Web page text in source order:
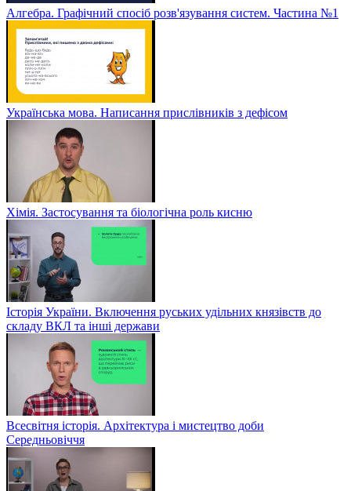
Алгебра. Графічний спосіб розв'язування систем. Частина №1
Українська мова. Написання прислівників з дефісом
Хімія. Застосування та біологічна роль кисню
Історія України. Включення руських удільних князівств до
складу ВКЛ та інші держави
Всесвітня історія. Архітектура і мистецтво доби
Середньовіччя